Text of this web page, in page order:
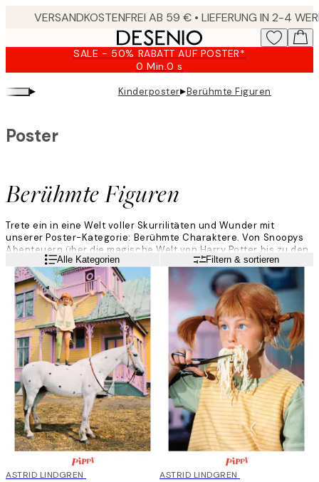
SALE - 50% RABATT AUF POSTER*
0 Min.0 s
Gültig
2026-
▸ Kinderposter▸Berühmte Figuren
Berühmte Figuren
Poster
Trete ein in eine Welt voller Skurrilitäten und Wunder mit
unserer Poster-Kategorie: Berühmte Charaktere. Von Snoopys
Abenteuern über die magische Welt von Harry Potter bis zu den
herzerwärmenden Erzählungen der Mumin-Figuren – jedes
unserer Poster erweckt diese beliebten Charaktere zum Leben.
WeiterlesenAlle Kategorien Filtern & sortieren
50%*
ASTRID LINDGREN 50%*
ASTRID LINDGREN